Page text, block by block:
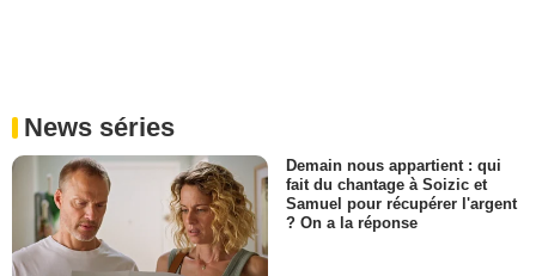
News séries
Demain nous appartient : qui
fait du chantage à Soizic et
Samuel pour récupérer l'argent
? On a la réponse